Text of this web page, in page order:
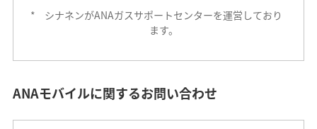
*
シナネンがANAガスサポートセンターを運営しており
ます。
ANAモバイルに関するお問い合わせ